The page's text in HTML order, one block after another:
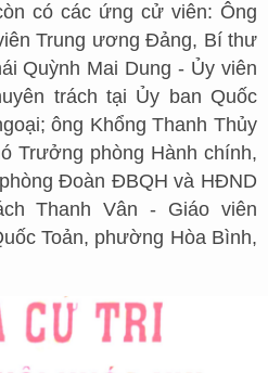
có các ứng cử viên: Ông
Trung ương Đảng, Bí thư
Quỳnh Mai Dung - Ủy viên
trách tại Ủy ban Quốc
ông Khổng Thanh Thủy
Trưởng phòng Hành chính,
Đoàn ĐBQH và HĐND
Thanh Vân - Giáo viên
Toản, phường Hòa Bình,